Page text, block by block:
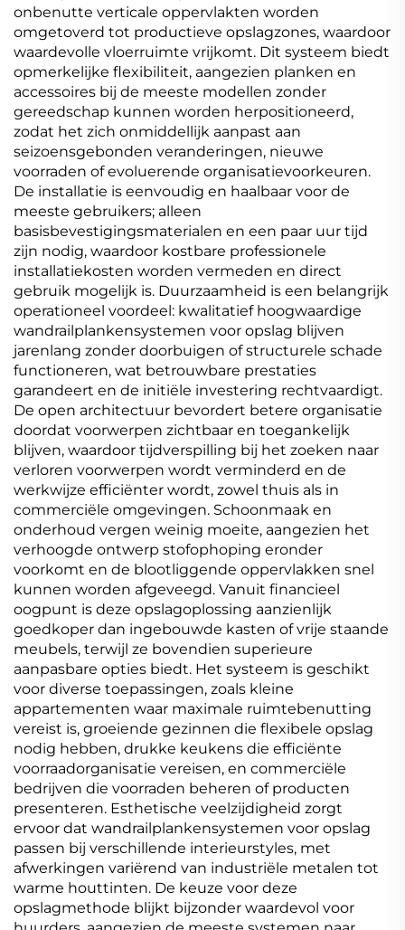
onbenutte verticale oppervlakten worden
omgetoverd tot productieve opslagzones, waardoor
waardevolle vloerruimte vrijkomt. Dit systeem biedt
opmerkelijke flexibiliteit, aangezien planken en
accessoires bij de meeste modellen zonder
gereedschap kunnen worden herpositioneerd,
zodat het zich onmiddellijk aanpast aan
seizoensgebonden veranderingen, nieuwe
voorraden of evoluerende organisatievoorkeuren.
De installatie is eenvoudig en haalbaar voor de
meeste gebruikers; alleen
basisbevestigingsmaterialen en een paar uur tijd
zijn nodig, waardoor kostbare professionele
installatiekosten worden vermeden en direct
gebruik mogelijk is. Duurzaamheid is een belangrijk
operationeel voordeel: kwalitatief hoogwaardige
wandrailplankensystemen voor opslag blijven
jarenlang zonder doorbuigen of structurele schade
functioneren, wat betrouwbare prestaties
garandeert en de initiële investering rechtvaardigt.
De open architectuur bevordert betere organisatie
doordat voorwerpen zichtbaar en toegankelijk
blijven, waardoor tijdverspilling bij het zoeken naar
verloren voorwerpen wordt verminderd en de
werkwijze efficiënter wordt, zowel thuis als in
commerciële omgevingen. Schoonmaak en
onderhoud vergen weinig moeite, aangezien het
verhoogde ontwerp stofophoping eronder
voorkomt en de blootliggende oppervlakken snel
kunnen worden afgeveegd. Vanuit financieel
oogpunt is deze opslagoplossing aanzienlijk
goedkoper dan ingebouwde kasten of vrije staande
meubels, terwijl ze bovendien superieure
aanpasbare opties biedt. Het systeem is geschikt
voor diverse toepassingen, zoals kleine
appartementen waar maximale ruimtebenutting
vereist is, groeiende gezinnen die flexibele opslag
nodig hebben, drukke keukens die efficiënte
voorraadorganisatie vereisen, en commerciële
bedrijven die voorraden beheren of producten
presenteren. Esthetische veelzijdigheid zorgt
ervoor dat wandrailplankensystemen voor opslag
passen bij verschillende interieurstyles, met
afwerkingen variërend van industriële metalen tot
warme houttinten. De keuze voor deze
opslagmethode blijkt bijzonder waardevol voor